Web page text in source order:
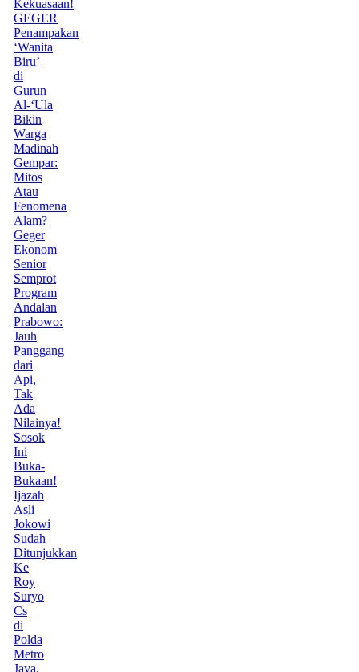
Kekuasaan!
GEGER
Penampakan
‘Wanita
Biru’
di
Gurun
Al-‘Ula
Bikin
Warga
Madinah
Gempar:
Mitos
Atau
Fenomena
Alam?
Geger
Ekonom
Senior
Semprot
Program
Andalan
Prabowo:
Jauh
Panggang
dari
Api,
Tak
Ada
Nilainya!
Sosok
Ini
Buka-
Bukaan!
Ijazah
Asli
Jokowi
Sudah
Ditunjukkan
Ke
Roy
Suryo
Cs
di
Polda
Metro
Jaya,